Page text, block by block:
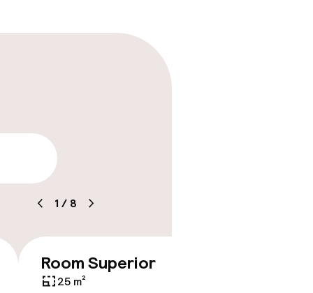
1 / 8
Room Superior
25 m²